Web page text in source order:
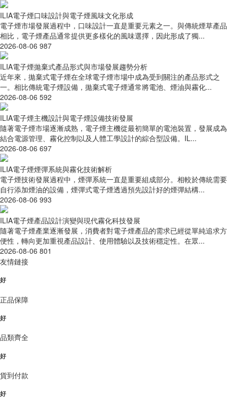
ILIA電子煙口味設計與電子煙風味文化形成
電子煙市場發展過程中，口味設計一直是重要元素之一。與傳統煙草產品
相比，電子煙產品通常提供更多樣化的風味選擇，因此形成了獨...
2026-08-06 987
ILIA電子煙拋棄式產品形式與市場發展趨勢分析
近年來，拋棄式電子煙在全球電子煙市場中成為受到關注的產品形式之
一。相比傳統電子煙設備，拋棄式電子煙通常將電池、煙油與霧化...
2026-08-06 592
ILIA電子煙主機設計與電子煙設備技術發展
隨著電子煙市場逐漸成熟，電子煙主機從最初簡單的電池裝置，發展成為
結合電源管理、霧化控制以及人體工學設計的綜合型設備。IL...
2026-08-06 697
ILIA電子煙煙彈系統與霧化技術解析
電子煙技術發展過程中，煙彈系統一直是重要組成部分。相較於傳統需要
自行添加煙油的設備，煙彈式電子煙透過預先設計好的煙彈結構...
2026-08-06 993
ILIA電子煙產品設計演變與現代霧化科技發展
隨著電子煙產業逐漸發展，消費者對電子煙產品的需求已經從單純追求方
便性，轉向更加重視產品設計、使用體驗以及技術穩定性。在眾...
2026-08-06 801
友情鏈接
好
正品保障
好
品類齊全
好
貨到付款
好